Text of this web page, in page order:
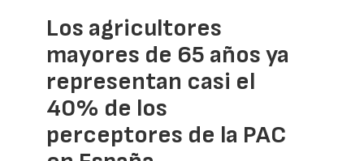
Los agricultores
mayores de 65 años ya
representan casi el
40% de los
perceptores de la PAC